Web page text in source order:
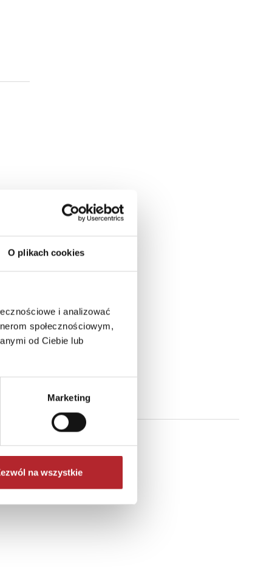
O plikach cookies
i analizować
społecznościowym,
od Ciebie lub
Marketing
na wszystkie